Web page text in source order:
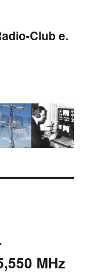
Club e.
MHz